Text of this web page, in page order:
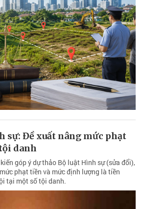
sự: Đề xuất nâng mức phạt
danh
góp ý dự thảo Bộ luật Hình sự (sửa đổi),
phạt tiền và mức định lượng là tiền
tại một số tội danh.